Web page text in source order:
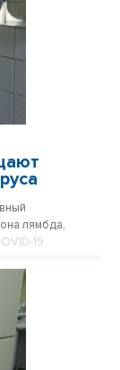
лямбда,
19.